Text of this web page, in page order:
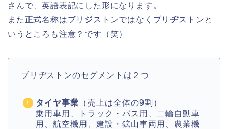
さんで、英語表記にした形になります。
また正式名称はブリ ジストンではなくブリヂストンと
いうところも注意？です（笑）
ブリヂストンのセグメントは２つ
タイヤ事業 （売上は全体の9割）
乗用車用、トラック・バス用、二輪自動車
用、航空機用、建設・鉱山車両用、農業機